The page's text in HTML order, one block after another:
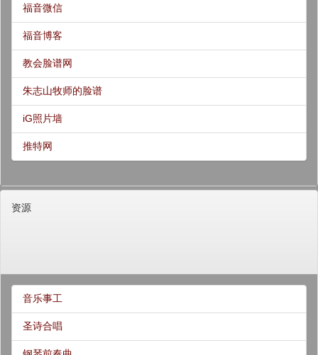
福音微信
福音博客
教会脸谱网
朱志山牧师的脸谱
iG照片墙
推特网
资源
音乐事工
圣诗合唱